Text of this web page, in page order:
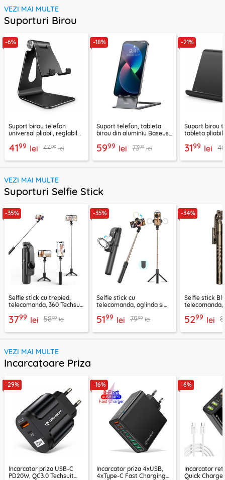
VEZI MAI MULTE
Suporturi Birou
-6%
Suport birou telefon
universal pliabil, reglabil
negru
4199 lei 4499 lei
-18%
Suport telefon, tableta
birou din aluminiu Baseus,
5999 lei 7399 lei
-21%
Suport birou
tableta pliabil
3199 lei
VEZI MAI MULTE
Suporturi Selfie Stick
-35%
Selfie stick cu trepied,
telecomanda, 360 Techsuit
3799 lei 5899 lei
-35%
Selfie stick cu
telecomanda, oglinda si
5199 lei 7999 lei
-34%
Selfie stick
telecomanda,
5299 lei
VEZI MAI MULTE
Incarcatoare Priza
-29%
Incarcator priza USB-C
PD20W, QC3.0 Techsuit
-16%
Incarcator priza 4xUSB,
4xType-C Fast Charging
-6%
Incarcator
Quick Charge